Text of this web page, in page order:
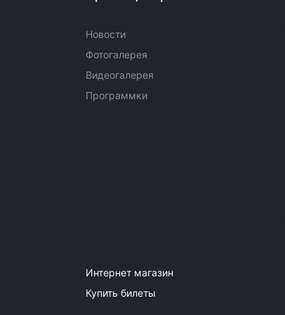
Новости
Фотогалерея
Видеогалерея
Программки
Интернет магазин
Купить билеты